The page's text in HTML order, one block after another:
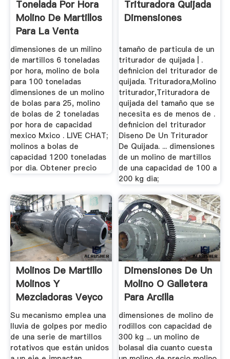
Tonelada Por Hora
Molino De Martillos
Para La Venta
dimensiones de un milino
de martillos 6 toneladas
por hora, molino de bola
para 100 toneladas
dimensiones de un molino
de bolas para 25, molino
de bolas de 2 toneladas
por hora de capacidad
mexico Mxico . LIVE CHAT;
molinos a bolas de
capacidad 1200 toneladas
por dia. Obtener precio
Trituradora Quijada
Dimensiones
tamaño de particula de un
triturador de quijada | .
definicion del triturador de
quijada. Trituradora,Molino
triturador,Trituradora de
quijada del tamaño que se
necesita es de menos de .
definicion del triturador
Diseno De Un Triturador
De Quijada. ... dimensiones
de un molino de martillos
de una capacidad de 100 a
200 kg dia;
Molinos De Martillo
Molinos Y
Mezcladoras Veyco
Su mecanismo emplea una
lluvia de golpes por medio
de una serie de martillos
rotativos que están unidos
Dimensiones De Un
Molino O Galletera
Para Arcilla
dimensiones de molino de
rodillos con capacidad de
300 kg ... un molino de
bolasal dia cuanto cuesta